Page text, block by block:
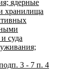
ядерные
хранилища
суда
3 - 7 п. 4